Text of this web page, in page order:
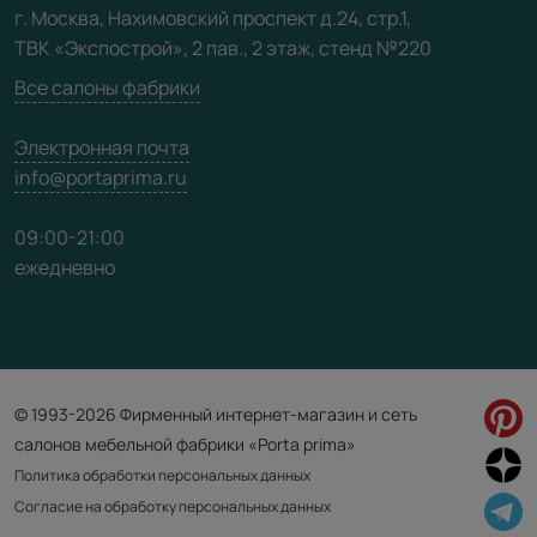
Карта сайта
г. Москва, Нахимовский проспект д.24, стр.1,
ТВК «Экспострой», 2 пав., 2 этаж, стенд №220
Все салоны фабрики
Электронная почта
info@portaprima.ru
09:00-21:00
ежедневно
© 1993-2026 Фирменный интернет-магазин и сеть
салонов мебельной фабрики «Porta prima»
Политика обработки персональных данных
Согласие на обработку персональных данных